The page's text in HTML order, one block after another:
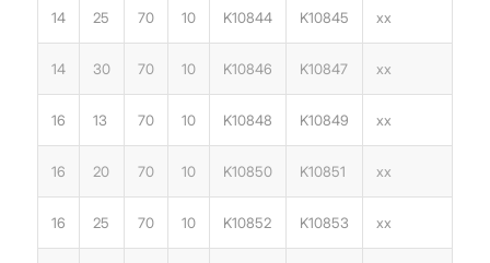
14 25 70 10 K10844 K10845 xx
14 30 70 10 K10846 K10847 xx
16 13 70 10 K10848 K10849 xx
16 20 70 10 K10850 K10851 xx
16 25 70 10 K10852 K10853 xx